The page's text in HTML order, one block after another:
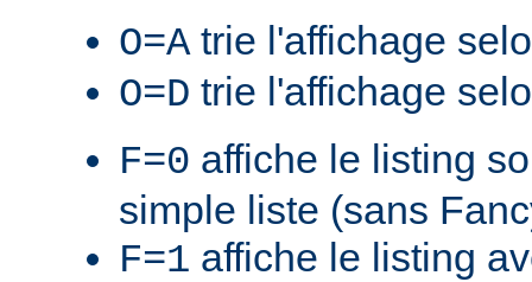
O=A trie l'affichage
O=D trie l'affichage
F=0 affiche le listing
simple liste (sans
F=1 affiche le listing